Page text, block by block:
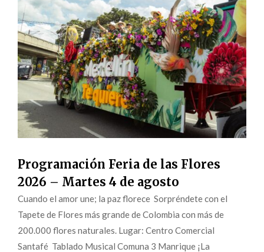
Programación Feria de las Flores
2026 – Martes 4 de agosto
Cuando el amor une; la paz florece Sorpréndete con el
Tapete de Flores más grande de Colombia con más de
200.000 flores naturales. Lugar: Centro Comercial
Santafé Tablado Musical Comuna 3 Manrique ¡La